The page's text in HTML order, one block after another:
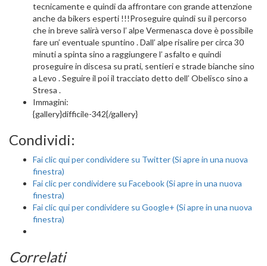
tecnicamente e quindi da affrontare con grande attenzione
anche da bikers esperti !!!Proseguire quindi su il percorso
che in breve salirà verso l’ alpe Vermenasca dove è possibile
fare un’ eventuale spuntino . Dall’ alpe risalire per circa 30
minuti a spinta sino a raggiungere l’ asfalto e quindi
proseguire in discesa su prati, sentieri e strade bianche sino
a Levo . Seguire il poi il tracciato detto dell’ Obelisco sino a
Stresa .
Immagini:
{gallery}difficile-342{/gallery}
Condividi:
Fai clic qui per condividere su Twitter (Si apre in una nuova
finestra)
Fai clic per condividere su Facebook (Si apre in una nuova
finestra)
Fai clic qui per condividere su Google+ (Si apre in una nuova
finestra)
Correlati